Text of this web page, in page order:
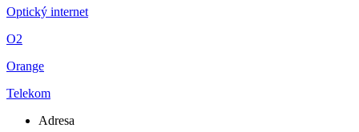
Optický internet
O2
Orange
Telekom
Adresa